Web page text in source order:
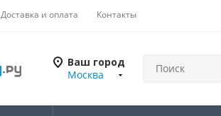
Доставка и оплата Контакты
Ваш город
Москва